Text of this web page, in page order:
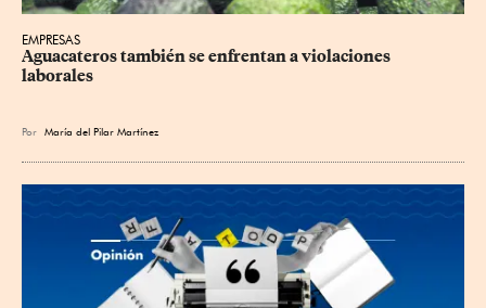
EMPRESAS
Aguacateros también se enfrentan a violaciones
laborales
Por María del Pilar Martínez